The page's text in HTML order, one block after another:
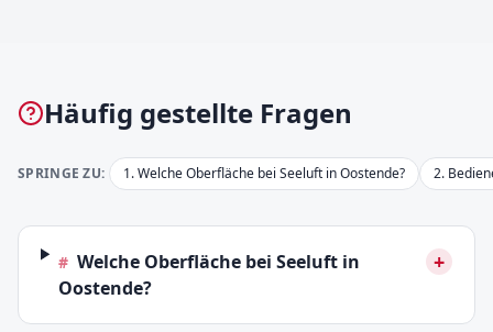
Häufig gestellte Fragen
SPRINGE ZU: 1.Welche Oberfläche bei Seeluft in Oostende? 2.
# Welche Oberfläche bei Seeluft in
Oostende?
+